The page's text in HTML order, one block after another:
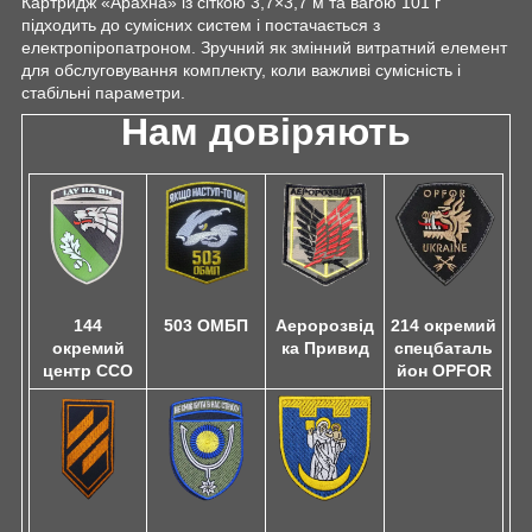
підходить до сумісних систем і постачається з
електропіропатроном. Зручний як змінний витратний елемент
для обслуговування комплекту, коли важливі сумісність і
стабільні параметри.
Нам довіряють
144
окремий
центр ССО
503 ОМБП
Аеророзвід
ка Привид
214 окремий
спецбаталь
йон OPFOR